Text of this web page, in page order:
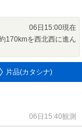
06日15:00現在
170kmを西北西に進ん
片品(カタシナ)
06日15:40観測